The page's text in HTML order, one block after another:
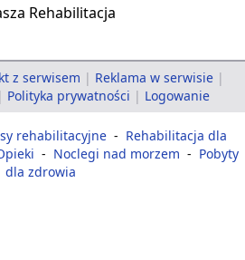
z serwisem | Reklama w serwisie |
| Polityka prywatności | Logowanie
rehabilitacyjne - Rehabilitacja dla
- Noclegi nad morzem - Pobyty
dla zdrowia